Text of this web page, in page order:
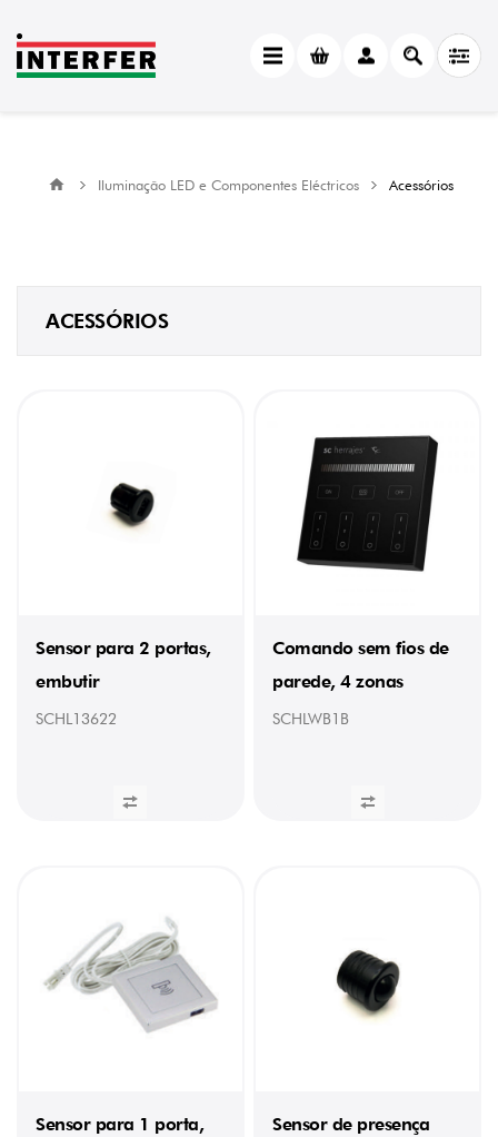
Iluminação LED e Componentes Eléctricos Acessórios
ACESSÓRIOS
Sensor para 2 portas,
embutir
SCHL13622
Comando sem fios de
parede, 4 zonas
SCHLWB1B
Sensor para 1 porta,
Sensor de presença
CATEGORY